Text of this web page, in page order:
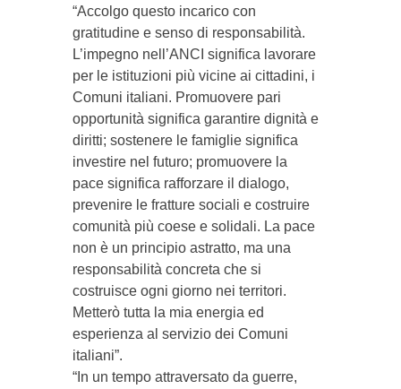
“Accolgo questo incarico con
gratitudine e senso di responsabilità.
L’impegno nell’ANCI significa lavorare
per le istituzioni più vicine ai cittadini, i
Comuni italiani. Promuovere pari
opportunità significa garantire dignità e
diritti; sostenere le famiglie significa
investire nel futuro; promuovere la
pace significa rafforzare il dialogo,
prevenire le fratture sociali e costruire
comunità più coese e solidali. La pace
non è un principio astratto, ma una
responsabilità concreta che si
costruisce ogni giorno nei territori.
Metterò tutta la mia energia ed
esperienza al servizio dei Comuni
italiani”.
“In un tempo attraversato da guerre,